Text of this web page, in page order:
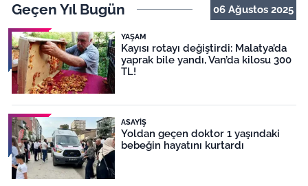
Geçen Yıl Bugün 06 Ağustos 2025
YAŞAM
Kayısı rotayı değiştirdi: Malatya’da
yaprak bile yandı, Van’da kilosu 300
TL!
ASAYIŞ
Yoldan geçen doktor 1 yaşındaki
bebeğin hayatını kurtardı